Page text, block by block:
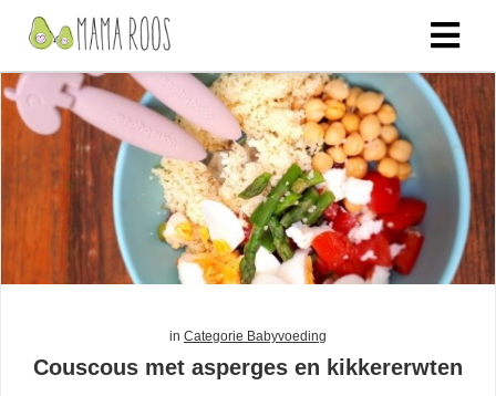
in Categorie Babyvoeding
Couscous met asperges en kikkererwten